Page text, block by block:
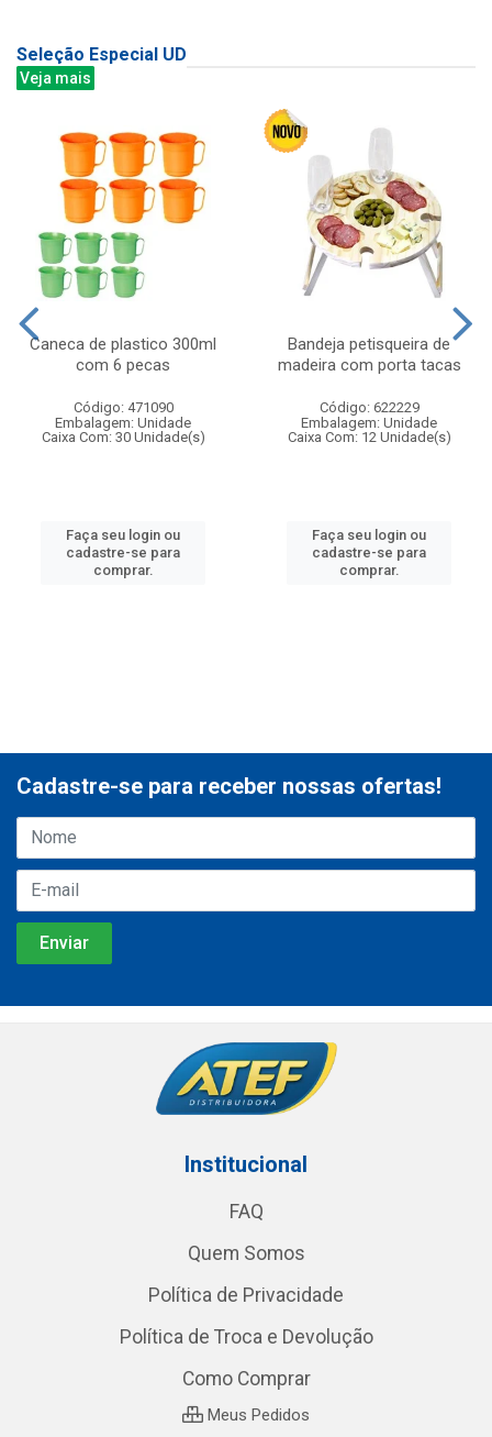
Seleção Especial UD
Veja mais
Caneca de plastico 300ml
com 6 pecas
Código: 471090
Embalagem: Unidade
Caixa Com: 30 Unidade(s)
Faça seu login ou
cadastre-se para
comprar.
Bandeja petisqueira de
madeira com porta tacas
Código: 622229
Embalagem: Unidade
Caixa Com: 12 Unidade(s)
Faça seu login ou
cadastre-se para
comprar.
Cadastre-se para receber nossas ofertas!
Institucional
FAQ
Quem Somos
Política de Privacidade
Política de Troca e Devolução
Como Comprar
Meus Pedidos